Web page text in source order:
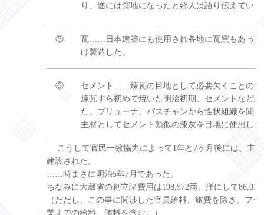
り、遂には窪地になったと郷人は語り伝えている
⑤
瓦……日本建築にも使用され各地に瓦窯もあった
け製造した。
⑥
セメント……煉瓦の目地として必要欠くことので
煉瓦すら初めて焼いた明治初期、セメントなど
た。ブリューナ、バスチャンから性状組織を聞
主材としてセメント類似の漆灰を目地に使用した
こうして官民一致協力によって1年と7ヶ月後には、主
建設された。
……時まさに明治5年7月であった。
ちなみに大蔵省の創立諸費用は198,572両、洋にして
（ただし、この事に関渉した官員給料、旅費を除き、フ
業までの給料、賄料を含む。）